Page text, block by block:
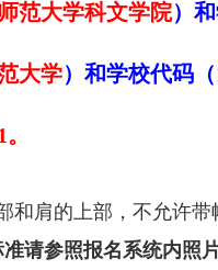
范大学科文学院）
大学）和学校代码（
。
和肩的上部，不允许
请参照报名系统内照